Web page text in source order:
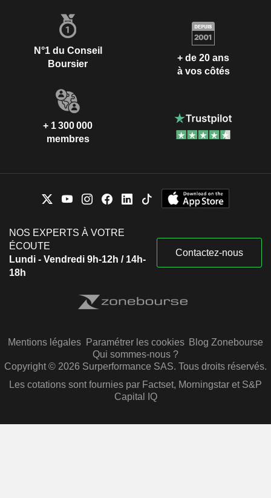
N°1 du Conseil
Boursier
+ de 20 ans
à vos côtés
+ 1 300 000
membres
NOS EXPERTS À VOTRE
ÉCOUTE
Lundi - Vendredi 9h-12h / 14h-
18h
Contactez-nous
Mentions légales Paramétrer les cookies Blog Zonebourse
Qui sommes-nous ?
Copyright © 2026 Surperformance SAS. Tous droits réservés.
Les cotations sont fournies par Factset, Morningstar et S&P
Capital IQ